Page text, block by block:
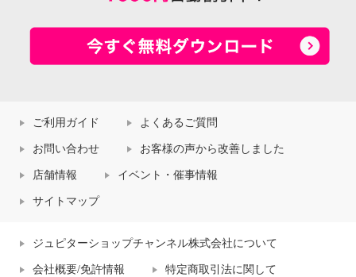
ご利用ガイド よくあるご質問
お問い合わせ お客様の声から改善しました
店舗情報 イベント・催事情報
サイトマップ
ジュピターショップチャンネル株式会社について
会社概要/免許情報 特定商取引法に関して